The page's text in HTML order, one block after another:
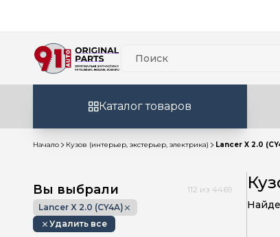
Каталог товаров
Начало Кузов (интерьер, экстерьер, электрика) Lancer X 2.0
Вы выбрали 112 из 4469
Lancer X 2.0 (CY4A)
Удалить все